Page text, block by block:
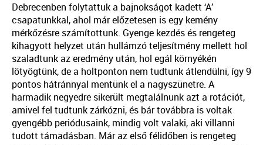
Debrecenben folytattuk a bajnokságot kadett ‘A’
csapatunkkal, ahol már előzetesen is egy kemény
mérkőzésre számítottunk. Gyenge kezdés és rengeteg
kihagyott helyzet után hullámzó teljesítmény mellett hol
szaladtunk az eredmény után, hol egál környékén
lötyögtünk, de a holtponton nem tudtunk átlendülni, így 9
pontos hátránnyal mentünk el a nagyszünetre. A
harmadik negyedre sikerült megtalálnunk azt a rotációt,
amivel fel tudtunk zárkózni, és bár továbbra is voltak
gyengébb periódusaink, mindig volt valaki, aki villanni
tudott támadásban. Már az első félidőben is rengeteg